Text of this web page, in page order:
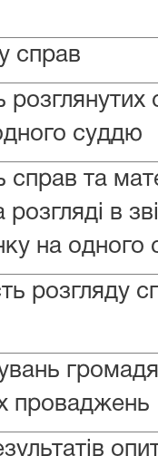
справ
розглянутих
суддю
справ та
в
на одного
розгляду
проваджень